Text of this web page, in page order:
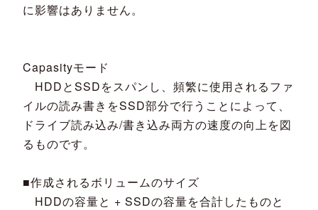
に影響はありません。
Capasityモード
HDDとSSDをスパンし、頻繁に使用されるファ
イルの読み書きをSSD部分で行うことによって、
ドライブ読み込み/書き込み両方の速度の向上を図
るものです。
■作成されるボリュームのサイズ
HDDの容量と + SSDの容量を合計したものと